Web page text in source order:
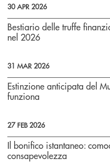
30 APR 2026
Bestiario delle truffe
nel 2026
31 MAR 2026
Estinzione anticipata del
funziona
27 FEB 2026
Il bonifico istantaneo:
consapevolezza